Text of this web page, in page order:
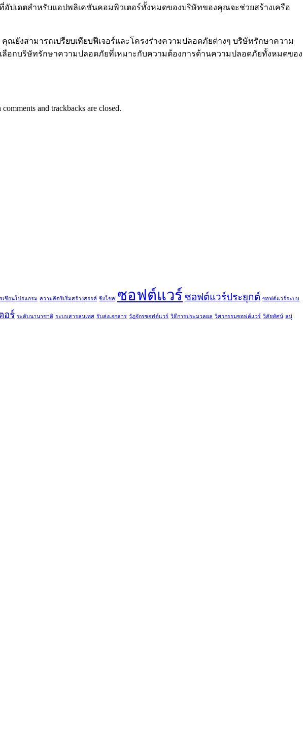
ปเดตสำหรับแอปพลิเคชันคอมพิวเตอร์ทั้งหมดของบริษัทของคุณจะช่วยสร้างเครือ
ยังสามารถเปรียบเทียบฟีเจอร์และโครงร่างความปลอดภัยต่างๆ บริษัทรักษาความ
อกบริษัทรักษาความปลอดภัยที่เหมาะกับความต้องการด้านความปลอดภัยทั้งหมดของ
and trackbacks are closed.
เขียนโปรแกรม ความคิดริเริ่มสร้างสรรค์ ชิงโชค ซอฟต์แวร์ ซอฟต์แวร์ประยุกต์ ซอฟต์แวร์ระบบ
อร์ ระดับนานาชาติ ระบบสารสนเทศ รับส่งเอกสาร วัฎจักรซอฟต์แวร์ วิธีการประมวลผล วิศวกรรมซอฟต์แวร์ วิสัยทัศน์ สบู่